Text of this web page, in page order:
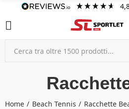
Home Beach Tennis
Racchette